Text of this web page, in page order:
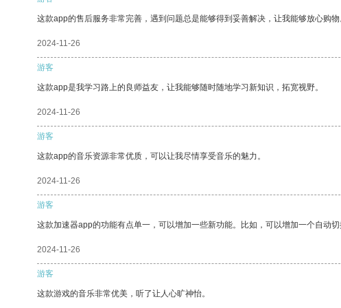
这款app的售后服务非常完善，遇到问题总是能够得到妥善解决，让我能够放心购物
2024-11-26
游客
这款app是我学习路上的良师益友，让我能够随时随地学习新知识，拓宽视野。
2024-11-26
游客
这款app的音乐资源非常优质，可以让我尽情享受音乐的魅力。
2024-11-26
游客
这款加速器app的功能有点单一，可以增加一些新功能。比如，可以增加一个自动
2024-11-26
游客
这款游戏的音乐非常优美，听了让人心旷神怡。